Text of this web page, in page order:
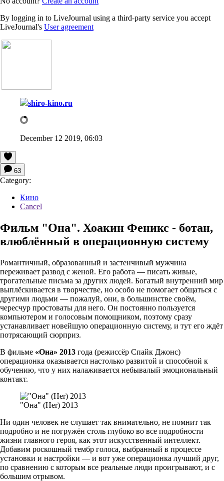
By logging in to LiveJournal using a third-party service you accept
LiveJournal's User agreement
shiro-kino.ru
December 12 2019, 06:03
63
Category:
Кино
Cancel
Фильм "Она". Хоакин Феникс - ботан,
влюблённый в операционную систему
Романтичный, образованный и застенчивый мужчина
переживает развод с женой. Его работа — писать живые,
трогательные письма за других людей. Богатый внутренний мир
выплёскивается в творчестве, но особо не помогает общаться с
другими людьми — пожалуй, они, в большинстве своём,
чересчур простоваты для него. Он постоянно пользуется
компьютером и голосовым помощником, поэтому сразу
устанавливает новейшую операционную систему, и тут его ждёт
потрясающий сюрприз.
В фильме «Она» 2013 года (режиссёр Спайк Джонс)
операционка оказывается настолько развитой и способной к
обучению, что у них налаживается небывалый эмоциональный
контакт.
"Она" (Her) 2013
Ни один человек не слушает так внимательно, не помнит так
подробно и не погружён столь глубоко во все подробности
жизни главного героя, как этот искусственный интеллект.
Добавим роскошный тембр голоса, выбранный в процессе
установки и настройки — и вот уже операционка лучший друг,
по сравнению с которым все реальные люди проигрывают, и с
большим отрывом.